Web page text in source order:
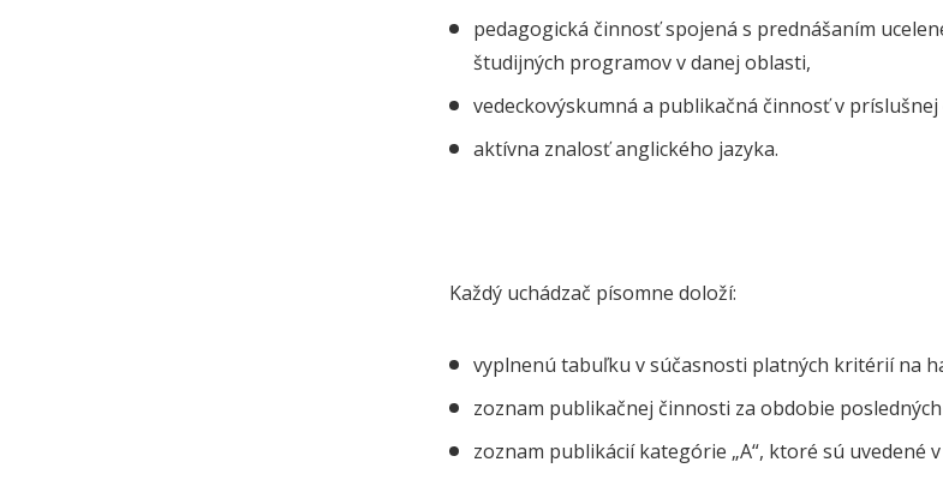
pedagogická činnosť spojená s prednášaním
študijných programov v danej oblasti,
vedeckovýskumná a publikačná činnosť v
aktívna znalosť anglického jazyka.
Každý uchádzač písomne doloží:
vyplnenú tabuľku v súčasnosti platných kritérií na
zoznam publikačnej činnosti za obdobie
zoznam publikácií kategórie „A“, ktoré sú uvedené